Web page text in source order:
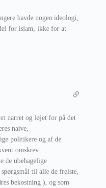
havde nogen ideologi,
for islam, ikke for at
narret og løjet for på det
naive,
politikere og af de
omskrev
de ubehagelige
til alle de frelste,
bekostning ), og som